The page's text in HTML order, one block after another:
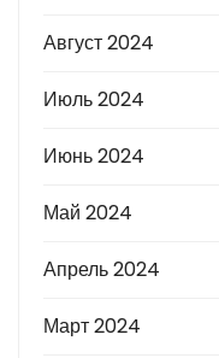
Август 2024
Июль 2024
Июнь 2024
Май 2024
Апрель 2024
Март 2024